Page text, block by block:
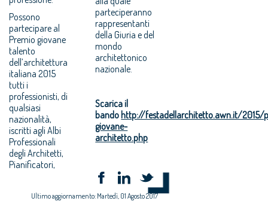
Possono
partecipare al
Premio giovane
talento
dell’architettura
italiana 2015
tutti i
professionisti, di
qualsiasi
nazionalità,
iscritti agli Albi
Professionali
degli Architetti,
Pianificatori,
parteciperanno
rappresentanti
della Giuria e del
mondo
architettonico
nazionale.
Scarica il
bandohttp://festadellarchitetto.awn.it/2015/
giovane-
architetto.php
Ultimo aggiornamento: Martedì, 01 Agosto 2017